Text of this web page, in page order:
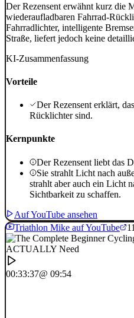
Der Rezensent erwähnt kurz die
wiederaufladbaren Fahrrad-
Fahrradlichter, intelligente
Straße, liefert jedoch keine
KI-Zusammenfassung
Vorteile
Der Rezensent erklärt,
Rücklichter sind.
Kernpunkte
Der Rezensent liebt das
Sie strahlt Licht nach
strahlt aber auch ein Licht
Sichtbarkeit zu schaffen.
Auf YouTube ansehen
Triathlon Mike auf YouTube
00:33:37@ 09:54